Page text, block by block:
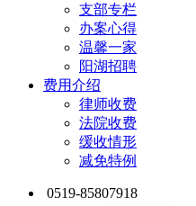
支部专栏
办案心得
温馨一家
阳湖招聘
费用介绍
律师收费
法院收费
缓收情形
减免特例
0519-85807918